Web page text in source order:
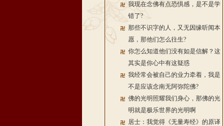
我现在念佛有点恐惧感，是不是学
错了?
那些不识字的人，又无因缘听闻本
愿，那他们怎么往生?
你怎么知道他们没有如是信解？这
其实是你心中有这疑惑
我经常会被自己的业力牵着，我是
不是应该念南无阿弥陀佛?
佛的光明照耀我们身心，那佛的光
明就是极乐世界的光明啊
居士：我觉得《无量寿经》的原译